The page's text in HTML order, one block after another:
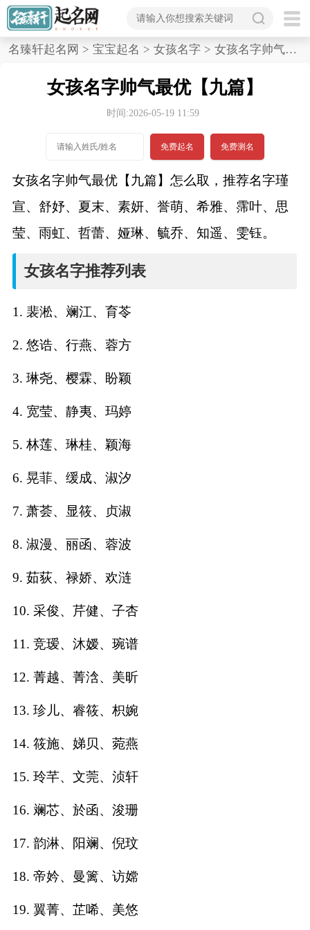
首
名
女孩名字
名
字
男孩名字打分
女孩名字打分
生
肖
起
名
名臻轩起名网 > 宝宝起名 > 女孩名字 > 女孩名字帅气最优,九篇
女孩名字帅气最优【九篇】
时间:2026-05-19 11:59
免费起名 免费测名
女孩名字帅气最优【九篇】怎么取，推荐名字瑾
宣、舒妤、夏末、素妍、誉萌、希雅、霈叶、思
莹、雨虹、哲蕾、娅琳、毓乔、知遥、雯钰。
女孩名字推荐列表
1. 裴淞、斓江、育苓
2. 悠诰、行燕、蓉方
3. 琳尧、樱霖、盼颖
4. 宽莹、静夷、玛婷
5. 林莲、琳桂、颖海
6. 晃菲、缓成、淑汐
7. 萧荟、显筱、贞淑
8. 淑漫、丽函、蓉波
9. 茹荻、禄娇、欢涟
10. 采俊、芹健、子杏
11. 竞瑷、沐嫒、琬谱
12. 菁越、菁浛、美昕
13. 珍儿、睿筱、枳婉
14. 筱施、娣贝、菀燕
15. 玲芊、文莞、浈轩
16. 斓芯、於函、浚珊
17. 韵淋、阳斓、倪玟
18. 帝妗、曼篱、访嫦
19. 翼菁、芷唏、美悠